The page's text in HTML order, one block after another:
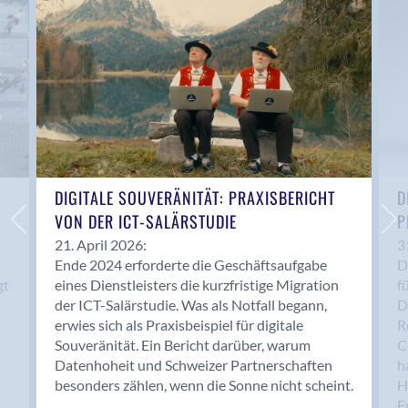
Anwil
Appenzell
Au SG
Baar
Baden
Balsthal
Balzers
Basel
Bassersdorf
Belp
Bendern
Benken (SG)
Bergdietikon
Berlin
Bern
Bern - Liebefeld
DIGITALE SOUVERÄNITÄT: PRAXISBERICHT
VON DER ICT-SALÄRSTUDIE
21. April 2026:
Ende 2024 erforderte die Geschäftsaufgabe
eines Dienstleisters die kurzfristige Migration
der ICT-Salärstudie. Was als Notfall begann,
erwies sich als Praxisbeispiel für digitale
Souveränität. Ein Bericht darüber, warum
Datenhoheit und Schweizer Partnerschaften
besonders zählen, wenn die Sonne nicht scheint.